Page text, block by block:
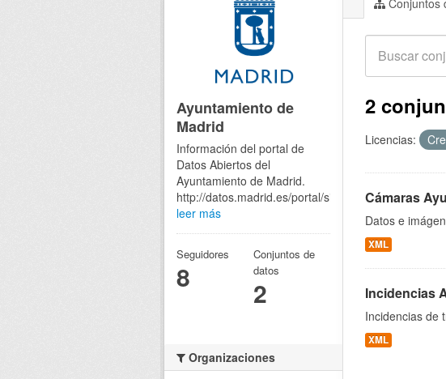
Conjuntos
2
Licencias:
Cámaras
Datos e
XML
Incidencias
Incidencias de
XML
Ayuntamiento de
Madrid
Información del portal de
Datos Abiertos del
Ayuntamiento de Madrid.
http://datos.madrid.es/portal/site/egob
leer más
Seguidores
8
Conjuntos de
datos
2
Organizaciones